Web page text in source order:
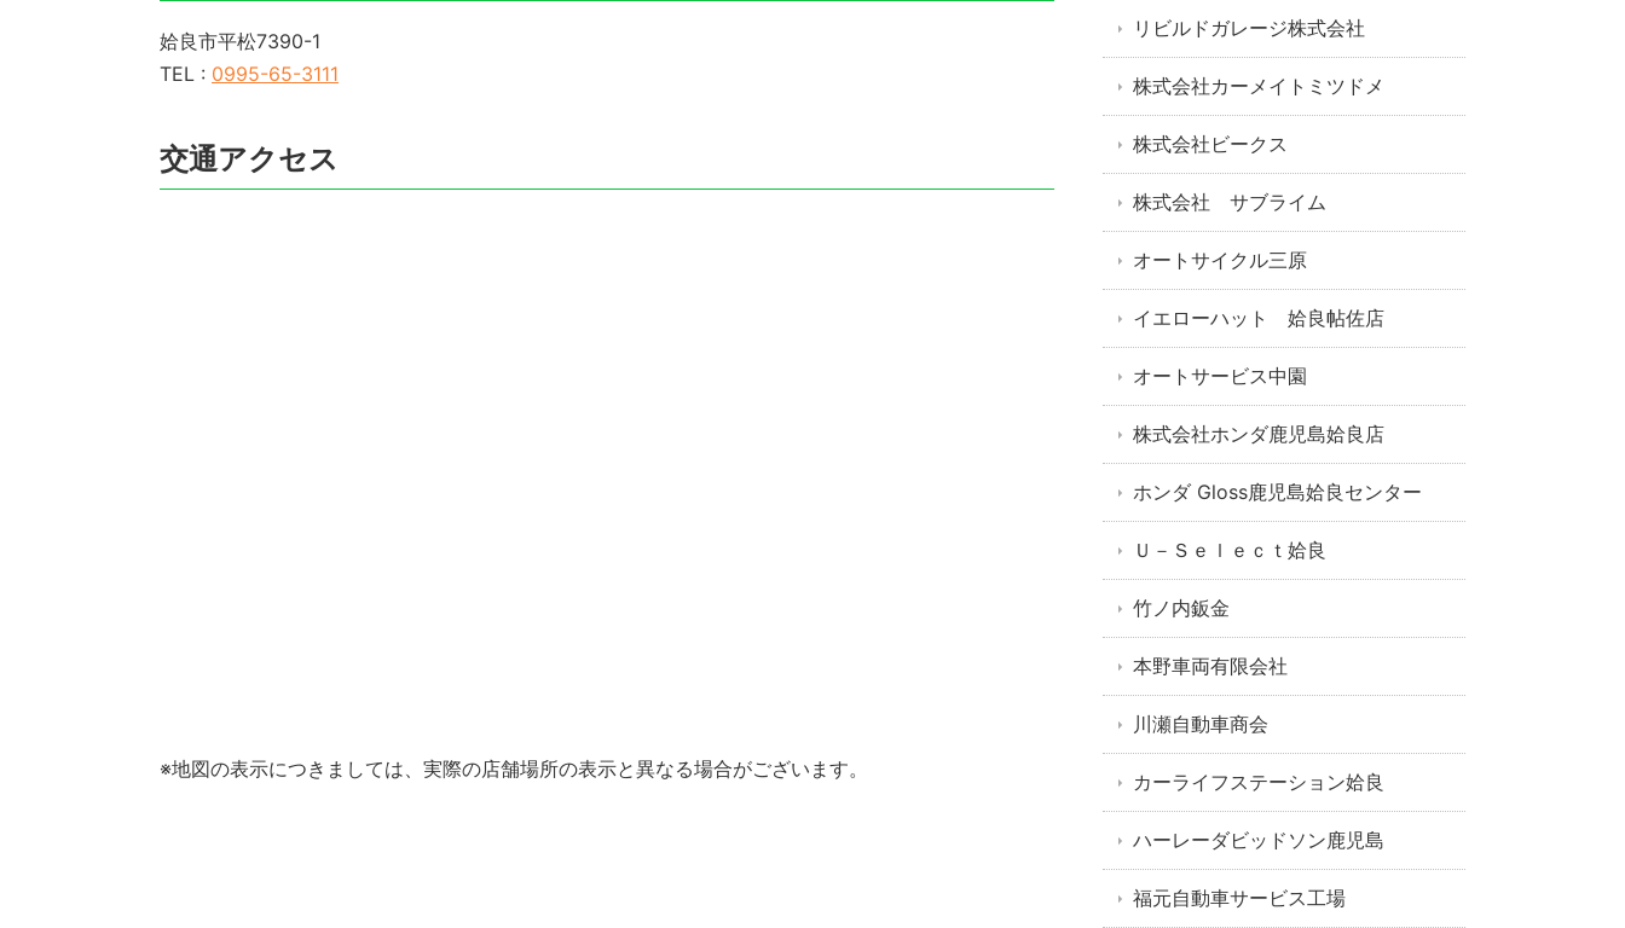
姶良市平松7390-1
TEL : 0995-65-3111
交通アクセス
※地図の表示につきましては、実際の店舗場所の表示と異なる場合がございます。
リビルドガレージ株式会社
株式会社カーメイトミツドメ
株式会社ビークス
株式会社 サブライム
オートサイクル三原
イエローハット 姶良帖佐店
オートサービス中園
株式会社ホンダ鹿児島姶良店
ホンダ Gloss鹿児島姶良センター
Ｕ－Ｓｅｌｅｃｔ姶良
竹ノ内鈑金
本野車両有限会社
川瀬自動車商会
カーライフステーション姶良
ハーレーダビッドソン鹿児島
福元自動車サービス工場